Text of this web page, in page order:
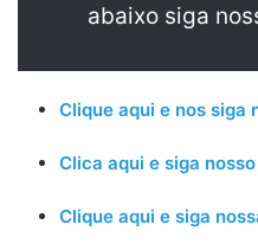
abaixo siga
Clique aqui e nos siga
Clica aqui e siga
Clique aqui e siga